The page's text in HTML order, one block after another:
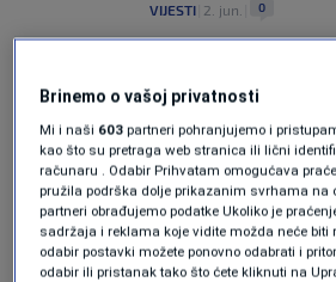
VIJESTI 2. jun. 0
Oglas
Brinemo o vašoj privatnosti
Mi i naši 603 partneri pohranjujemo i
kao što su pretraga web stranica ili lični
računaru . Odabir Prihvatam omogućava
pružila podrška dolje prikazanim svrhama na
partneri obrađujemo podatke Ukoliko je
sadržaja i reklama koje vidite možda neće biti
odabir postavki možete ponovno odabrati i
odabir ili pristanak tako što ćete kliknuti na